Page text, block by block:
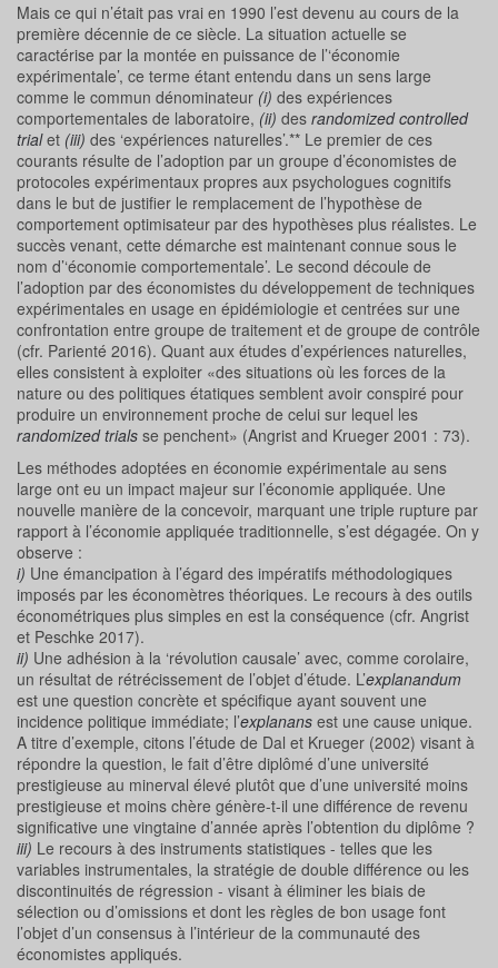
Mais ce qui n’était pas vrai en 1990 l’est devenu au cours de la
première décennie de ce siècle. La situation actuelle se
caractérise par la montée en puissance de l’‘économie
expérimentale’, ce terme étant entendu dans un sens large
comme le commun dénominateur (i) des expériences
comportementales de laboratoire, (ii) des randomized controlled
trialet (iii) des ‘expériences naturelles’.** Le premier de ces
courants résulte de l’adoption par un groupe d’économistes de
protocoles expérimentaux propres aux psychologues cognitifs
dans le but de justifier le remplacement de l’hypothèse de
comportement optimisateur par des hypothèses plus réalistes. Le
succès venant, cette démarche est maintenant connue sous le
nom d’‘économie comportementale’. Le second découle de
l’adoption par des économistes du développement de techniques
expérimentales en usage en épidémiologie et centrées sur une
confrontation entre groupe de traitement et de groupe de contrôle
(cfr. Parienté 2016). Quant aux études d’expériences naturelles,
elles consistent à exploiter «des situations où les forces de la
nature ou des politiques étatiques semblent avoir conspiré pour
produire un environnement proche de celui sur lequel les
randomized trials se penchent» (Angrist and Krueger 2001 : 73).
Les méthodes adoptées en économie expérimentale au sens
large ont eu un impact majeur sur l’économie appliquée. Une
nouvelle manière de la concevoir, marquant une triple rupture par
rapport à l’économie appliquée traditionnelle, s’est dégagée. On y
observe :
i) Une émancipation à l’égard des impératifs méthodologiques
imposés par les économètres théoriques. Le recours à des outils
économétriques plus simples en est la conséquence (cfr. Angrist
et Peschke 2017).
ii) Une adhésion à la ‘révolution causale’ avec, comme corolaire,
un résultat de rétrécissement de l’objet d’étude. L’explanandum
est une question concrète et spécifique ayant souvent une
incidence politique immédiate; l’explanans est une cause unique.
A titre d’exemple, citons l’étude de Dal et Krueger (2002) visant à
répondre la question, le fait d’être diplômé d’une université
prestigieuse au minerval élevé plutôt que d’une université moins
prestigieuse et moins chère génère-t-il une différence de revenu
significative une vingtaine d’année après l’obtention du diplôme ?
iii) Le recours à des instruments statistiques - telles que les
variables instrumentales, la stratégie de double différence ou les
discontinuités de régression - visant à éliminer les biais de
sélection ou d’omissions et dont les règles de bon usage font
l’objet d’un consensus à l’intérieur de la communauté des
économistes appliqués.